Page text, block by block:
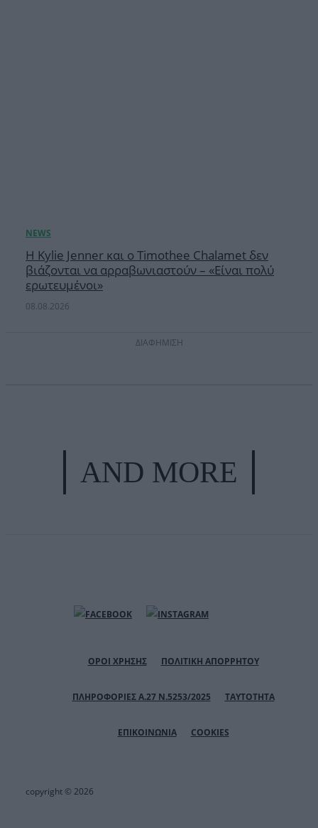
Η Kylie Jenner και ο Timothee Chalamet δεν
βιάζονται να αρραβωνιαστούν – «Είναι πολύ
ερωτευμένοι»
08.08.2026
ΔΙΑΦΗΜΙΣΗ
AND MORE
ΟΡΟΙ ΧΡΗΣΗΣ ΠΟΛΙΤΙΚΗ ΑΠΟΡΡΗΤΟΥ
ΠΛΗΡΟΦΟΡΙΕΣ Α.27 Ν.5253/2025 ΤΑΥΤΟΤΗΤΑ
ΕΠΙΚΟΙΝΩΝΙΑ COOKIES
copyright © 2026